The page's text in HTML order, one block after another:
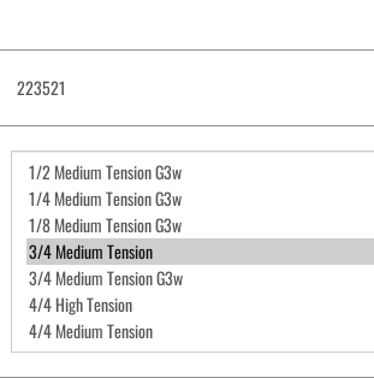
223521